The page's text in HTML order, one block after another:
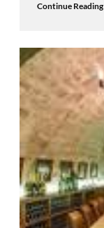
Continue Reading